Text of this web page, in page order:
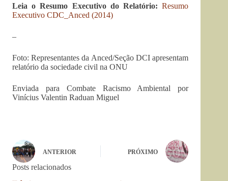
Leia o Resumo Executivo do Relatório:Resumo
Executivo CDC_Anced (2014)
–
Foto: Representantes da Anced/Seção DCI apresentam
relatório da sociedade civil na ONU
Enviada para Combate Racismo Ambiental por
Vinícius Valentin Raduan Miguel
ANTERIOR PRÓXIMO
Posts relacionados